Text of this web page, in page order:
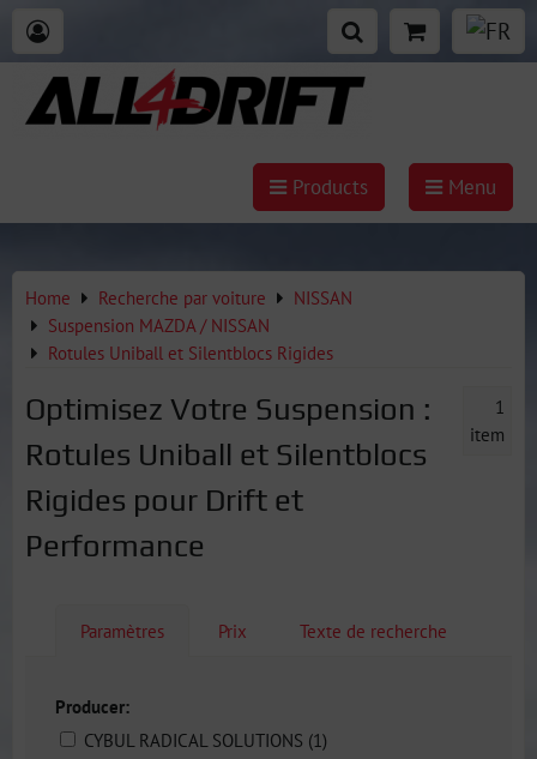
Products Menu
Home Recherche par voiture
NISSAN
Suspension MAZDA / NISSAN
Rotules Uniball et Silentblocs Rigides
Optimisez Votre Suspension :
Rotules Uniball et Silentblocs
Rigides pour Drift et
Performance
1
item
Paramètres Prix Texte de recherche
Producer:
CYBUL RADICAL SOLUTIONS (1)